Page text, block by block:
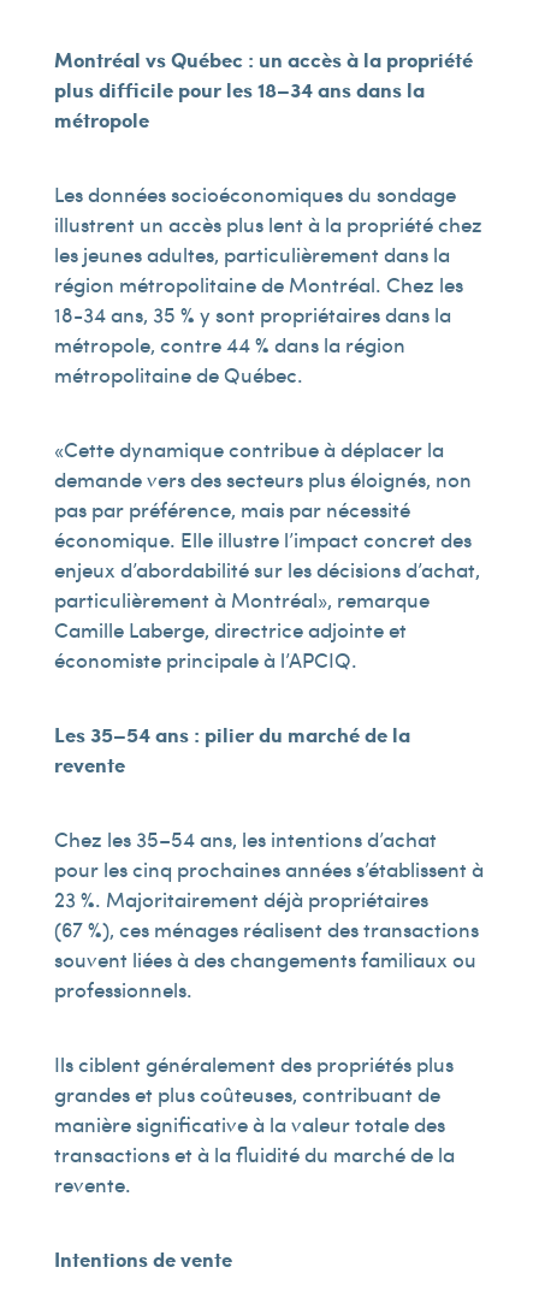
Montréal vs Québec : un accès à la propriété
plus difficile pour les 18–34 ans dans la
métropole
Les données socioéconomiques du sondage
illustrent un accès plus lent à la propriété chez
les jeunes adultes, particulièrement dans la
région métropolitaine de Montréal. Chez les
18-34 ans, 35 % y sont propriétaires dans la
métropole, contre 44 % dans la région
métropolitaine de Québec.
« Cette dynamique contribue à déplacer la
demande vers des secteurs plus éloignés, non
pas par préférence, mais par nécessité
économique. Elle illustre l’impact concret des
enjeux d’abordabilité sur les décisions d’achat,
particulièrement à Montréal », remarque
Camille Laberge, directrice adjointe et
économiste principale à l’APCIQ.
Les 35–54 ans : pilier du marché de la
revente
Chez les 35–54 ans, les intentions d’achat
pour les cinq prochaines années s’établissent à
23 %. Majoritairement déjà propriétaires
(67 %), ces ménages réalisent des transactions
souvent liées à des changements familiaux ou
professionnels.
Ils ciblent généralement des propriétés plus
grandes et plus coûteuses, contribuant de
manière significative à la valeur totale des
transactions et à la fluidité du marché de la
revente.
Intentions de vente